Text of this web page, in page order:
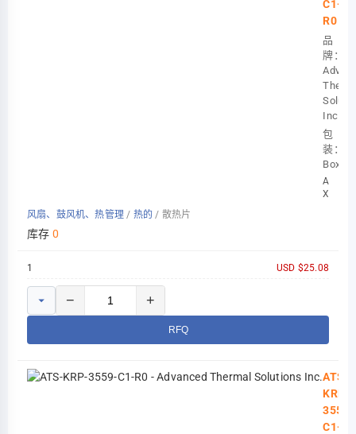
C1-
R0
品
牌：
Inc.
包
装：
Box
AMD
XILINX
风扇、鼓风机、热管理 / 热的 / 散热片
库存 0
1 USD $25.08
− +
RFQ
ATS-
KRP-
3559-
C1-